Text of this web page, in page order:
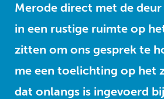
Merode direct met de deur
in een rustige ruimte op
zitten om ons gesprek te
me een toelichting op het
dat onlangs is ingevoerd